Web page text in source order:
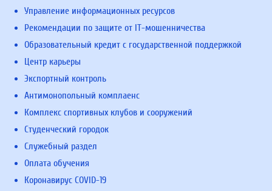
Управление информационных ресурсов
Рекомендации по защите от IT-мошенничества
Образовательный кредит с государственной поддержкой
Центр карьеры
Экспортный контроль
Антимонопольный комплаенс
Комплекс спортивных клубов и сооружений
Студенческий городок
Служебный раздел
Оплата обучения
Коронавирус COVID-19